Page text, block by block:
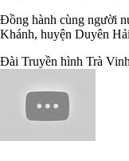
Đồng hành cùng người
Khánh, huyện Duyên
Đài Truyền hình Trà Vinh